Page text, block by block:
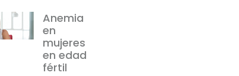
Anemia
en
mujeres
en edad
fértil